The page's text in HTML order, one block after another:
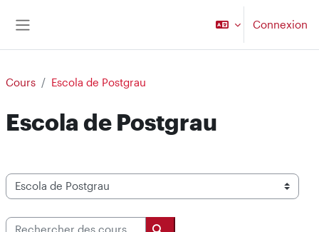
Connexion
Cours Escola de Postgrau
Escola de Postgrau
Catégories de cours
Rechercher des cours